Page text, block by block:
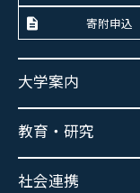
寄附申込
大学案内
教育・研究
社会連携